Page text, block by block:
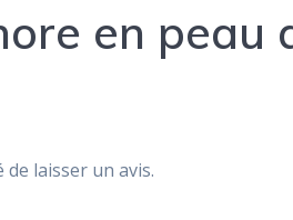
en peau
laisser un avis.